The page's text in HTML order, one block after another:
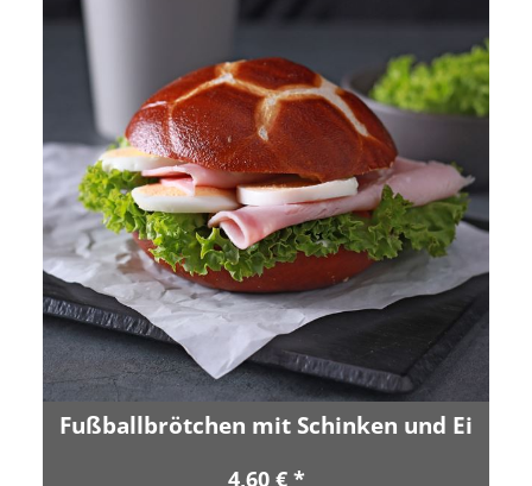
Fußballbrötchen mit Schinken und Ei
4,60 € *